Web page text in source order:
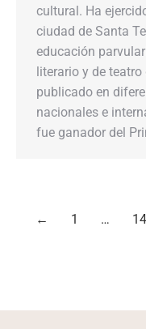
cultural. Ha
ciudad de Santa
educación
literario y de
publicado en
nacionales e
fue ganador del
← 1 … 14